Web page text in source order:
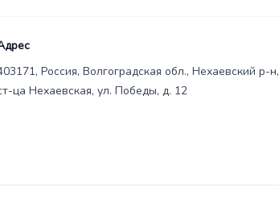
Россия, Волгоградская обл., Нехаевский р-н,
ца Нехаевская, ул. Победы, д. 12